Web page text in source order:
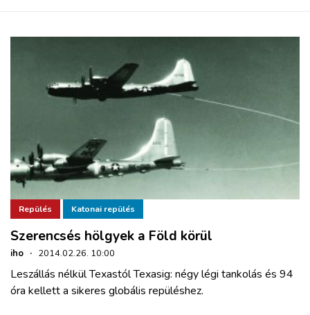
Repülés Katonai repülés
Szerencsés hölgyek a Föld körül
iho · 2014.02.26. 10:00
Leszállás nélkül Texastól Texasig: négy légi tankolás és 94
óra kellett a sikeres globális repüléshez.